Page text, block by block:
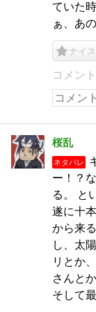
ていた
ぁ、あ
ナイス
コメン
桜乱
ネタバレ
ー！？
る。 と
遂に十
から来
し、太
リとか
さんと
そして